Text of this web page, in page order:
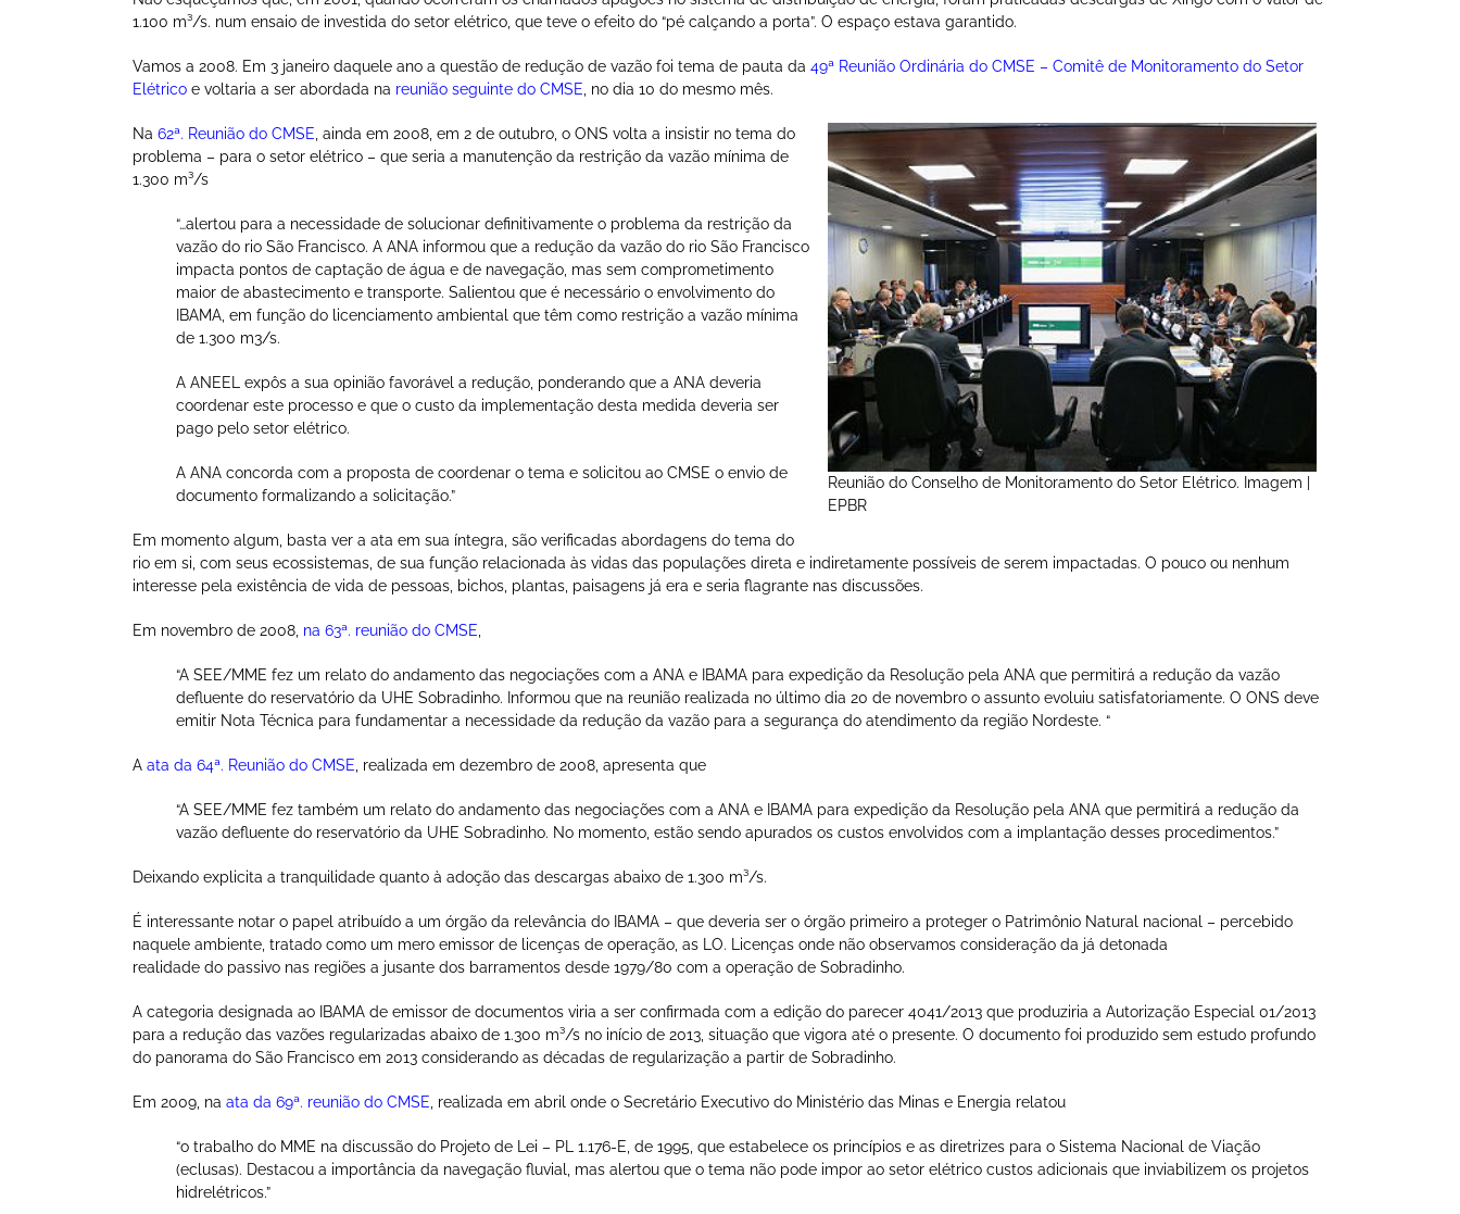
1.100 m³/s. num ensaio de investida do setor elétrico, que teve o efeito do “pé calçando a porta”. O espaço estava garantido.
Vamos a 2008. Em 3 janeiro daquele ano a questão de redução de vazão foi tema de pauta da 49ª Reunião Ordinária do CMSE – Comitê de Monitoramento do Setor
Elétrico e voltaria a ser abordada na reunião seguinte do CMSE , no dia 10 do mesmo mês.
Reunião do Conselho de Monitoramento do Setor Elétrico. Imagem |
EPBR
Na 62ª. Reunião do CMSE , ainda em 2008, em 2 de outubro, o ONS volta a insistir no tema do
problema – para o setor elétrico – que seria a manutenção da restrição da vazão mínima de
1.300 m³/s
“…alertou para a necessidade de solucionar definitivamente o problema da restrição da
vazão do rio São Francisco. A ANA informou que a redução da vazão do rio São Francisco
impacta pontos de captação de água e de navegação, mas sem comprometimento
maior de abastecimento e transporte. Salientou que é necessário o envolvimento do
IBAMA, em função do licenciamento ambiental que têm como restrição a vazão mínima
de 1.300 m3/s.
A ANEEL expôs a sua opinião favorável a redução, ponderando que a ANA deveria
coordenar este processo e que o custo da implementação desta medida deveria ser
pago pelo setor elétrico.
A ANA concorda com a proposta de coordenar o tema e solicitou ao CMSE o envio de
documento formalizando a solicitação.”
Em momento algum, basta ver a ata em sua íntegra, são verificadas abordagens do tema do
rio em si, com seus ecossistemas, de sua função relacionada às vidas das populações direta e indiretamente possíveis de serem impactadas. O pouco ou nenhum
interesse pela existência de vida de pessoas, bichos, plantas, paisagens já era e seria flagrante nas discussões.
Em novembro de 2008, na 63ª. reunião do CMSE
“A SEE/MME fez um relato do andamento das negociações com a ANA e IBAMA para expedição da Resolução pela ANA que permitirá a redução da vazão
defluente do reservatório da UHE Sobradinho. Informou que na reunião realizada no último dia 20 de novembro o assunto evoluiu satisfatoriamente. O ONS deve
emitir Nota Técnica para fundamentar a necessidade da redução da vazão para a segurança do atendimento da região Nordeste. “
A ata da 64ª. Reunião do CMSE , realizada em dezembro de 2008, apresenta que
“A SEE/MME fez também um relato do andamento das negociações com a ANA e IBAMA para expedição da Resolução pela ANA que permitirá a redução da
vazão defluente do reservatório da UHE Sobradinho. No momento, estão sendo apurados os custos envolvidos com a implantação desses procedimentos.”
Deixando explicita a tranquilidade quanto à adoção das descargas abaixo de 1.300 m³/s.
É interessante notar o papel atribuído a um órgão da relevância do IBAMA – que deveria ser o órgão primeiro a proteger o Patrimônio Natural nacional – percebido
naquele ambiente, tratado como um mero emissor de licenças de operação, as LO. Licenças onde não observamos consideração da já detonada
realidade do passivo nas regiões a jusante dos barramentos desde 1979/80 com a operação de Sobradinho.
A categoria designada ao IBAMA de emissor de documentos viria a ser confirmada com a edição do parecer 4041/2013 que produziria a Autorização Especial 01/2013
para a redução das vazões regularizadas abaixo de 1.300 m³/s no início de 2013, situação que vigora até o presente. O documento foi produzido sem estudo profundo
do panorama do São Francisco em 2013 considerando as décadas de regularização a partir de Sobradinho.
Em 2009, na ata da 69ª. reunião do CMSE , realizada em abril onde o Secretário Executivo do Ministério das Minas e Energia relatou
“o trabalho do MME na discussão do Projeto de Lei – PL 1.176-E, de 1995, que estabelece os princípios e as diretrizes para o Sistema Nacional de Viação
(eclusas). Destacou a importância da navegação fluvial, mas alertou que o tema não pode impor ao setor elétrico custos adicionais que inviabilizem os projetos
hidrelétricos.”